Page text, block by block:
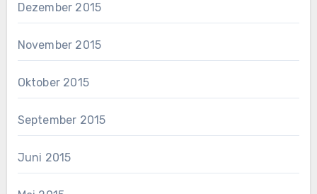
Dezember 2015
November 2015
Oktober 2015
September 2015
Juni 2015